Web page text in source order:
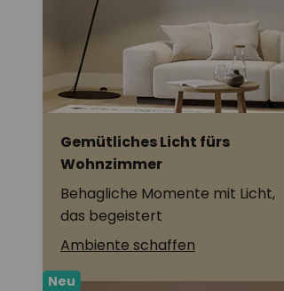
Gemütliches Licht fürs
Wohnzimmer
Behagliche Momente mit Licht,
das begeistert
Ambiente schaffen
Neu